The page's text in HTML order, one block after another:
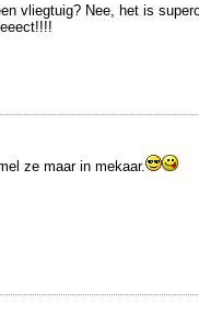
vliegtuig? Nee, het is
ze maar in mekaar.